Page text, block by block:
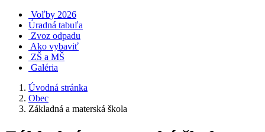
Voľby 2026
Úradná tabuľa
Zvoz odpadu
Ako vybaviť
ZŠ a MŠ
Galéria
Úvodná stránka
Obec
Základná a materská škola